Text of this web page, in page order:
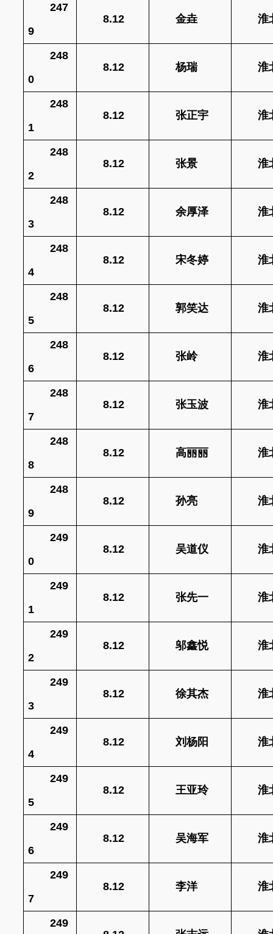
247
9
8.12 金垚 淮
248
0
8.12 杨瑞 淮
248
1
8.12 张正宇 淮
248
2
8.12 张景 淮
248
3
8.12 余厚泽 淮
248
4
8.12 宋冬婷 淮
248
5
8.12 郭笑达 淮
248
6
8.12 张岭 淮
248
7
8.12 张玉波 淮
248
8
8.12 高丽丽 淮
248
9
8.12 孙亮 淮
249
0
8.12 吴道仪 淮
249
1
8.12 张先一 淮
249
2
8.12 邬鑫悦 淮
249
3
8.12 徐其杰 淮
249
4
8.12 刘杨阳 淮
249
5
8.12 王亚玲 淮
249
6
8.12 吴海军 淮
249
7
8.12 李洋 淮
249